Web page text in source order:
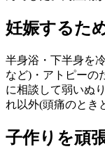
妊娠するた
半身浴・下半身を
など)・アトピーの
に相談して弱いぬ
れ以外(頭痛のとき
子作りを頑